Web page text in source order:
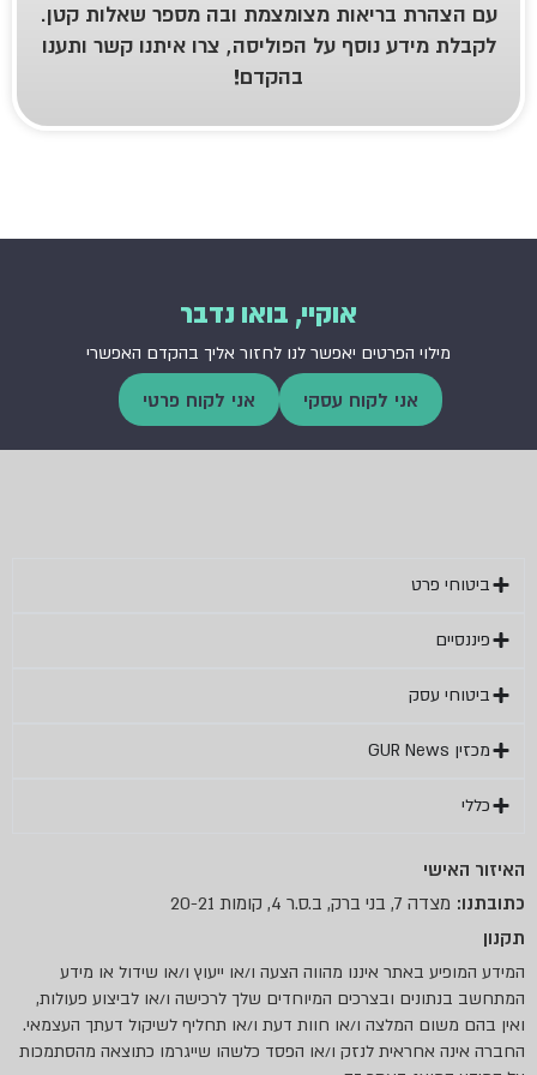
בריאות מצומצמת ובה מספר שאלות קטן.
נוסף על הפוליסה, צרו איתנו קשר ותענו
אוקיי, בואו נדבר
הפרטים יאפשר לנו לחזור אליך בהקדם האפשרי
אני לקוח עסקי אני לקוח פרטי
20-21
איננו מהווה הצעה ו/או ייעוץ ו/או שידול או מידע
ובצרכים המיוחדים שלך לרכישה ו/או לביצוע פעולות,
המלצה ו/או חוות דעת ו/או תחליף לשיקול דעתך העצמאי.
לנזק ו/או הפסד כלשהו שייגרמו כתוצאה מהסתמכות